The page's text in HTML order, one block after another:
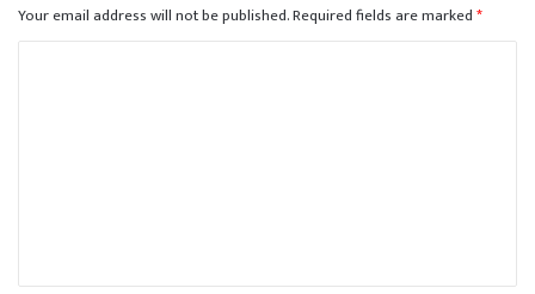
Your email address will not be published.Required fields are marked*